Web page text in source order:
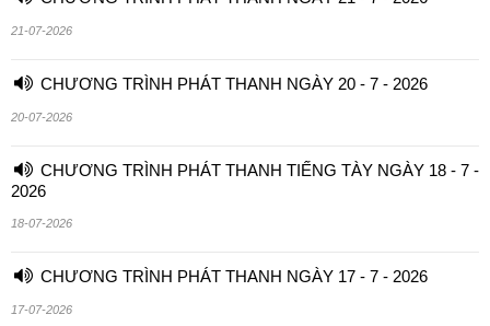
21-07-2026
CHƯƠNG TRÌNH PHÁT THANH NGÀY 20 - 7 - 2026
20-07-2026
CHƯƠNG TRÌNH PHÁT THANH TIẾNG TÀY NGÀY 18 - 7 -
2026
18-07-2026
CHƯƠNG TRÌNH PHÁT THANH NGÀY 17 - 7 - 2026
17-07-2026